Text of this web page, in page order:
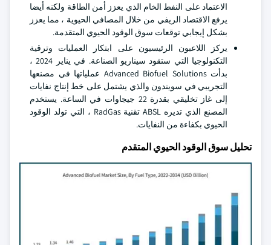
الاعتماد على النفط الخام الذي يعزز أمن الطاقة ولكنه أيضا
يرفع الاقتصاد الريفي من خلال المصافي الحيوية ، مما يعزز
بشكل إيجابي توقعات سوق الوقود الحيوي المتقدمة.
يركز اللاعبون الرئيسيون على ابتكار العمليات وترقية
التكنولوجيا التي ستقود سيناريو الصناعة. في يناير 2024 ،
بدأت Advanced Biofuel Solutions عملياتها في مصنعها
التجريبي في سويندون والذي يشتمل على خط إنتاج نفايات
إلى غاز تخليقي بقدرة 22 جيجاوات في الساعة. يستخدم
المصنع الذي تديره ABSL تقنية RadGas ، التي تولد الوقود
الحيوي بكفاءة من النفايات.
تحليل سوق الوقود الحيوي المتقدم